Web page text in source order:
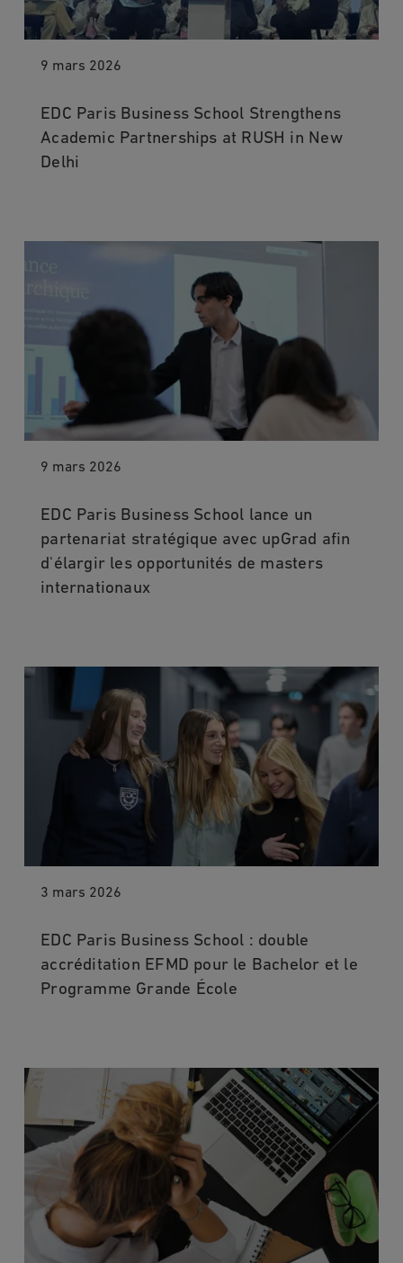
9 mars 2026
EDC Paris Business School Strengthens
Academic Partnerships at RUSH in New
Delhi
9 mars 2026
EDC Paris Business School lance un
partenariat stratégique avec upGrad afin
d'élargir les opportunités de masters
internationaux
3 mars 2026
EDC Paris Business School : double
accréditation EFMD pour le Bachelor et le
Programme Grande École